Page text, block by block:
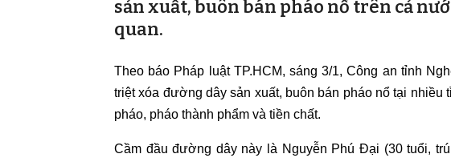
sản xuất, buôn bán pháo nổ trên cả
quan.
Theo báo Pháp luật TP.HCM, sáng 3/1, Công an tỉnh
triệt xóa đường dây sản xuất, buôn bán pháo nổ tại
pháo, pháo thành phẩm và tiền chất.
Cầm đầu đường dây này là Nguyễn Phú Đại (30 tuổi,